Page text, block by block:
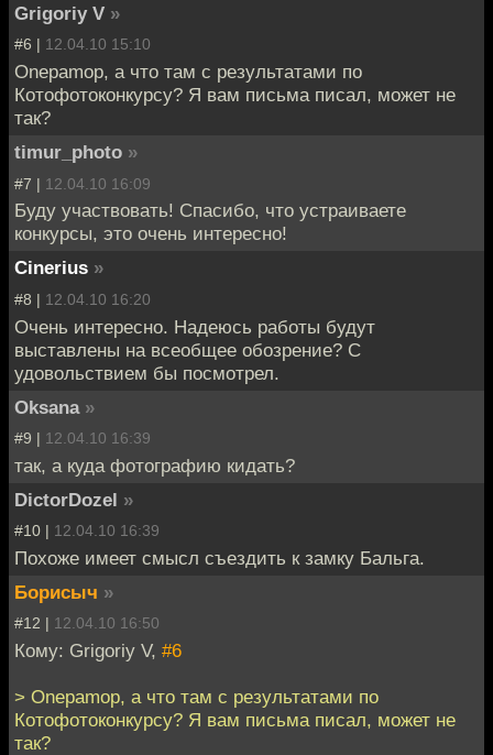
Grigoriy V »
#6 | 12.04.10 15:10
Onepamop, а что там с результатами по
Котофотоконкурсу? Я вам письма писал, может не
так?
timur_photo »
#7 | 12.04.10 16:09
Буду участвовать! Спасибо, что устраиваете
конкурсы, это очень интересно!
Cinerius »
#8 | 12.04.10 16:20
Очень интересно. Надеюсь работы будут
выставлены на всеобщее обозрение? С
удовольствием бы посмотрел.
Oksana »
#9 | 12.04.10 16:39
так, а куда фотографию кидать?
DictorDozel »
#10 | 12.04.10 16:39
Похоже имеет смысл съездить к замку Бальга.
Борисыч »
#12 | 12.04.10 16:50
Кому: Grigoriy V, #6
> Onepamop, а что там с результатами по
Котофотоконкурсу? Я вам письма писал, может не
так?